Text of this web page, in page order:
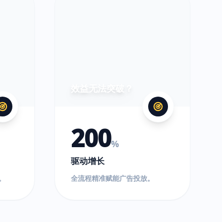
效益无法突破？
200%
驱动增长
全流程精准赋能广告投放。